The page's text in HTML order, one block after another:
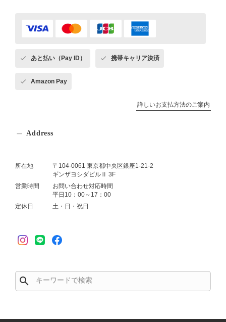
あと払い（Pay ID） 携帯キャリア決済
Amazon Pay
詳しいお支払方法のご案内
Address
所在地
〒104-0061 東京都中央区銀座1-21-2
ギンザヨシダビルⅡ 3F
営業時間
お問い合わせ対応時間
平日10：00～17：00
定休日
土・日・祝日
search